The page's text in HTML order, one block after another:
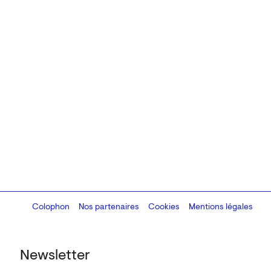
Newsletter
Colophon
Design:Marcel Kaczmarek, code:8080.studio
Nos partenaires Cookies Mentions légales